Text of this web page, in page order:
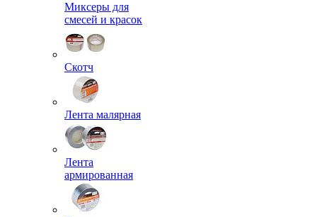
Миксеры для
смесей и красок
Скотч
Лента малярная
Лента
армированная